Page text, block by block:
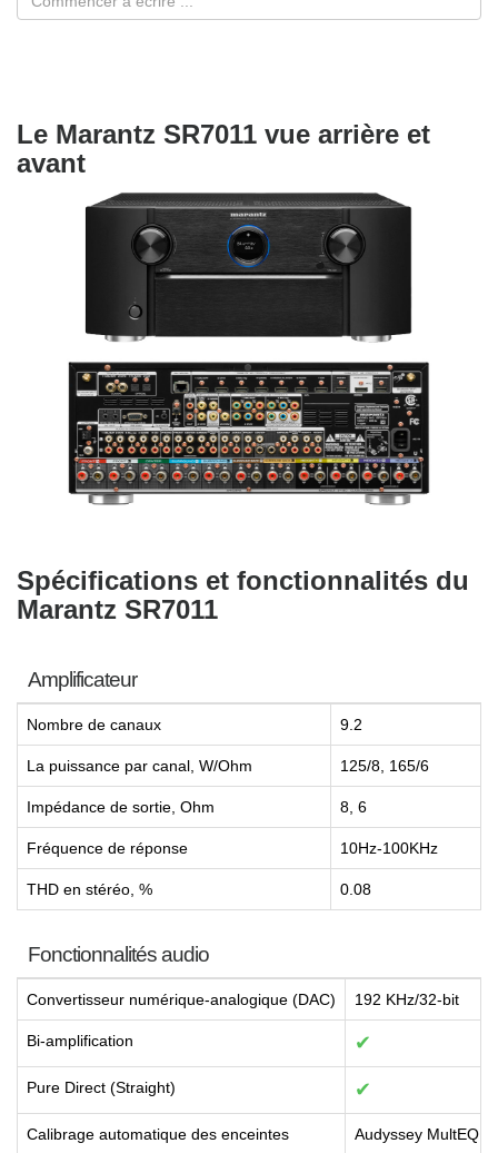
Le Marantz SR7011 vue arrière et
avant
Spécifications et fonctionnalités du
Marantz SR7011
Amplificateur
Nombre de canaux 9.2
La puissance par canal, W/Ohm 125/8, 165/6
Impédance de sortie, Ohm 8, 6
Fréquence de réponse 10Hz-100KHz
THD en stéréo, % 0.08
Fonctionnalités audio
Convertisseur numérique-analogique (DAC) 192 KHz/32-bit
Bi-amplification ✔
Pure Direct (Straight) ✔
Calibrage automatique des enceintes Audyssey MultEQ